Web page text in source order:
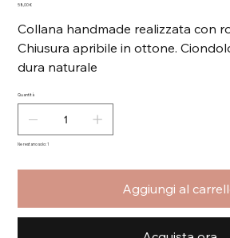
Prezzo
58,00 €
Collana handmade realizzata con
Chiusura apribile in ottone.
dura naturale
Quantità
Ne restano solo: 1
Aggiungi al